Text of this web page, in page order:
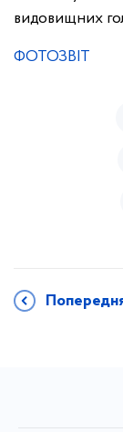
видовищних
ФОТОЗВІТ